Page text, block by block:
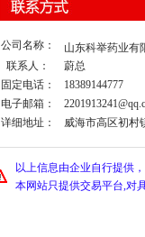
公司名称：
山东科举药业有
联系人：
蔚总
固定电话：
18389144777
电子邮箱：
详细地址：
威海市高区初村
以上信息由企业自行提供
本网站只提供交易平台,对